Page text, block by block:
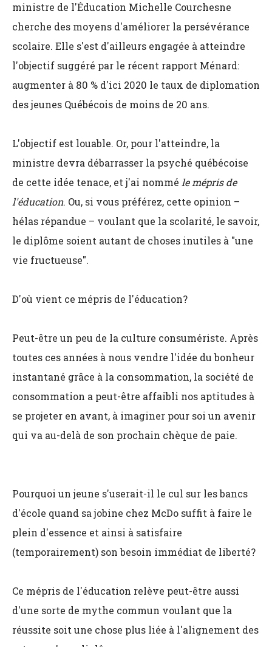
ministre de l'Éducation Michelle Courchesne
cherche des moyens d'améliorer la persévérance
scolaire. Elle s'est d'ailleurs engagée à atteindre
l'objectif suggéré par le récent rapport Ménard:
augmenter à 80 % d'ici 2020 le taux de diplomation
des jeunes Québécois de moins de 20 ans.
L'objectif est louable. Or, pour l'atteindre, la
ministre devra débarrasser la psyché québécoise
de cette idée tenace, et j'ai nommé le mépris de
l'éducation. Ou, si vous préférez, cette opinion –
hélas répandue – voulant que la scolarité, le savoir,
le diplôme soient autant de choses inutiles à "une
vie fructueuse".
D'où vient ce mépris de l'éducation?
Peut-être un peu de la culture consumériste. Après
toutes ces années à nous vendre l'idée du bonheur
instantané grâce à la consommation, la société de
consommation a peut-être affaibli nos aptitudes à
se projeter en avant, à imaginer pour soi un avenir
qui va au-delà de son prochain chèque de paie.
Pourquoi un jeune s'userait-il le cul sur les bancs
d'école quand sa jobine chez McDo suffit à faire le
plein d'essence et ainsi à satisfaire
(temporairement) son besoin immédiat de liberté?
Ce mépris de l'éducation relève peut-être aussi
d'une sorte de mythe commun voulant que la
réussite soit une chose plus liée à l'alignement des